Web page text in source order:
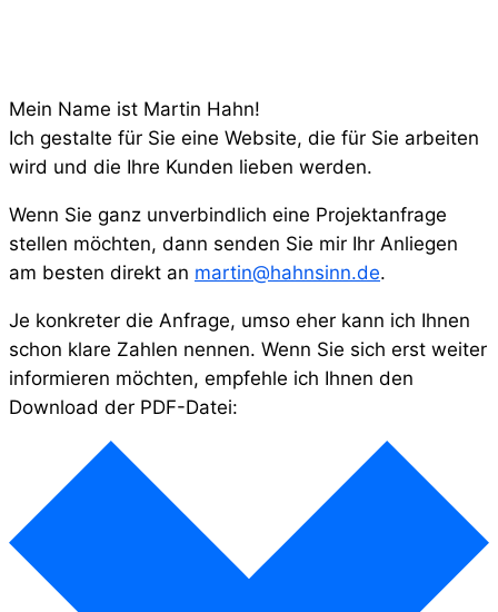
Mein Name ist Martin Hahn!
Ich gestalte für Sie eine Website, die für Sie arbeiten
wird und die Ihre Kunden lieben werden.
Wenn Sie ganz unverbindlich eine Projektanfrage
stellen möchten, dann senden Sie mir Ihr Anliegen
am besten direkt an martin@hahnsinn.de.
Je konkreter die Anfrage, umso eher kann ich Ihnen
schon klare Zahlen nennen. Wenn Sie sich erst weiter
informieren möchten, empfehle ich Ihnen den
Download der PDF-Datei: